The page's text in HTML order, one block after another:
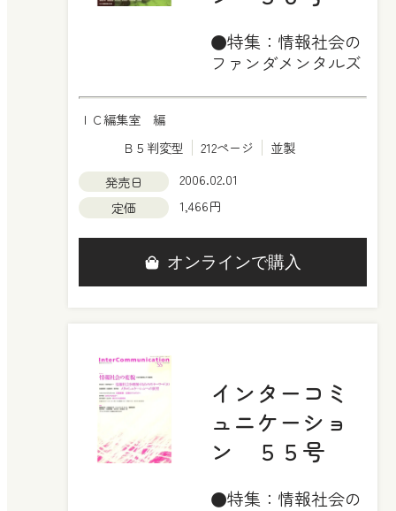
●特集：情報社会の
ファンダメンタルズ
ＩＣ編集室 編
Ｂ５判変型
212ページ
並製
発売日
2006.02.01
定価
1,466円
オンラインで購入
インターコミ
ュニケーショ
ン ５５号
●特集：情報社会の